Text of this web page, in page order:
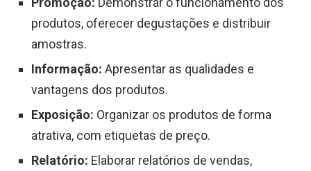
produtos, oferecer degustações e distribuir
amostras.
Informação: Apresentar as qualidades e
vantagens dos produtos.
Exposição: Organizar os produtos de forma
atrativa, com etiquetas de preço.
Relatório: Elaborar relatórios de vendas,